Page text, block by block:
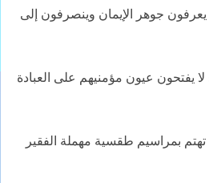
جوهر الإيمان وينصرفون إلى
عيون مؤمنيهم على العبادة
طقسية مهملة الفقير